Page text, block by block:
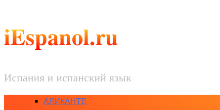
iEspanol.ru
Испания и испанский язык
АЛИКАНТЕ